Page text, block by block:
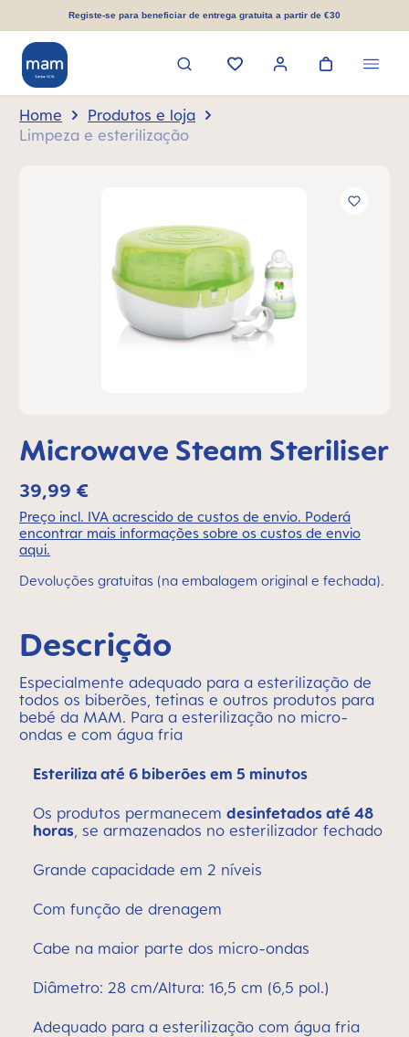
principalRegiste-se para beneficiar de entrega gratuita a partir de €30
Home
Produtos e loja
Limpeza e esterilização
Microwave Steam Steriliser
39,99 €
Preço incl. IVA acrescido de custos de envio. Poderá
encontrar mais informações sobre os custos de envio
aqui.
Devoluções gratuitas (na embalagem original e fechada).
Descrição
Especialmente adequado para a esterilização de
todos os biberões, tetinas e outros produtos para
bebé da MAM. Para a esterilização no micro-
ondas e com água fria
Esteriliza até 6 biberões em 5 minutos
Os produtos permanecem desinfetados até 48
horas, se armazenados no esterilizador fechado
Grande capacidade em 2 níveis
Com função de drenagem
Cabe na maior parte dos micro-ondas
Diâmetro: 28 cm/Altura: 16,5 cm (6,5 pol.)
Adequado para a esterilização com água fria